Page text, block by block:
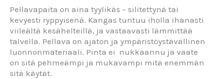
Pellavapaita on aina tyylikäs – silitettynä tai
kevyesti ryppyisenä. Kangas tuntuu iholla ihanasti
viileältä kesähelteillä, ja vastaavasti lämmittää
talvella. Pellava on ajaton ja ympäristöystävällinen
luonnonmateriaali. Pinta ei nukkaannu ja vaate
on sitä pehmeämpi ja mukavampi mitä enemmän
sitä käytät.